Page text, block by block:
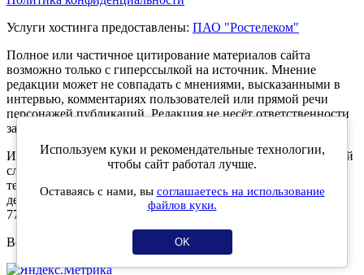
Услуги хостинга предоставлены: ПАО "Ростелеком"
Полное или частичное цитирование материалов сайта
возможно только с гиперссылкой на источник. Мнение
редакции может не совпадать с мнениями, высказанными в
интервью, комментариях пользователей или прямой речи
персонажей публикаций. Редакция не несёт ответственности
за текст комментариев читателей.
Интернет-портал Kirov.online зарегистрирован в Федеральной
службе по надзору в сфере связи, информационных
технологий и массовых коммуникаций (Роскомнадзор) 5
декабря 2019 года. Регистрационный номер ЭЛ № ФС 77 -
77189.
Возрастное ограничение 12+
Используем куки и рекомендательные технологии,
чтобы сайт работал лучше.
Оставаясь с нами, вы соглашаетесь на использование
файлов куки.
OK